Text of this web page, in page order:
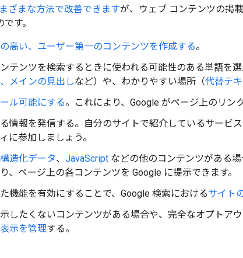
ざまな方法で改善できますが、ウェブ コンテンツの掲
す。
の高い、ユーザー第一のコンテンツを作成する。
ンテンツを検索するときに使われる可能性のある単語を
メインの見出しなど）や、わかりやすい場所（代替テ
ル可能にする。これにより、Google がページ上のリン
る情報を発信する。自分のサイトで紹介しているサービ
に参加しましょう。
構造化データ、 JavaScript などの他のコンテンツがある
、ページ上の各コンテンツを Google に提示できます。
た機能を有効にすることで、Google 検索におけるサイト
示したくないコンテンツがある場合や、完全なオプトア
示を管理する。